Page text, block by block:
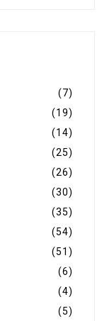
(7)
(19)
(14)
(25)
(26)
(30)
(35)
(54)
(51)
(6)
(4)
(5)